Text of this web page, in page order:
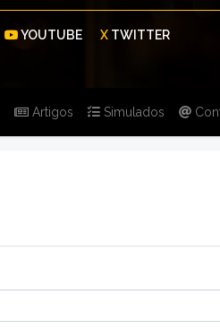
YOUTUBE X TWITTER
Artigos Simulados